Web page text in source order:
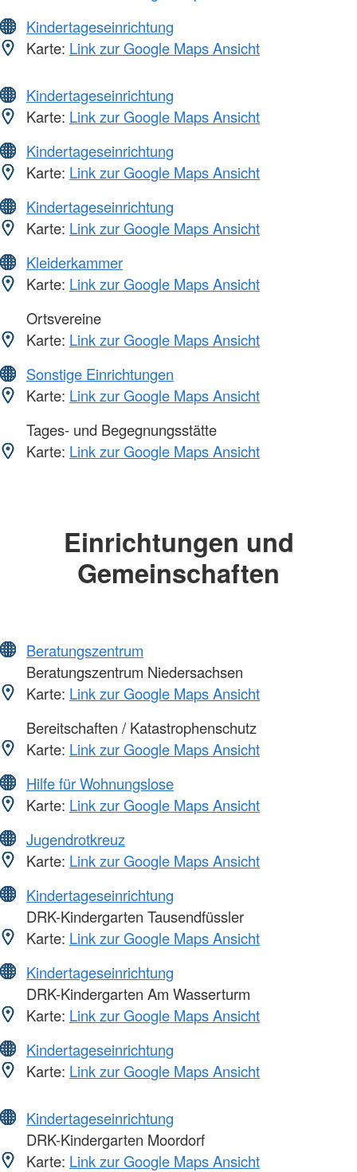
Kindertageseinrichtung
Karte: Link zur Google Maps Ansicht
Kindertageseinrichtung
Karte: Link zur Google Maps Ansicht
Kindertageseinrichtung
Karte: Link zur Google Maps Ansicht
Kindertageseinrichtung
Karte: Link zur Google Maps Ansicht
Kleiderkammer
Karte: Link zur Google Maps Ansicht
Ortsvereine
Karte: Link zur Google Maps Ansicht
Sonstige Einrichtungen
Karte: Link zur Google Maps Ansicht
Tages- und Begegnungsstätte
Karte: Link zur Google Maps Ansicht
Einrichtungen und
Gemeinschaften
Beratungszentrum
Beratungszentrum Niedersachsen
Karte: Link zur Google Maps Ansicht
Bereitschaften / Katastrophenschutz
Karte: Link zur Google Maps Ansicht
Hilfe für Wohnungslose
Karte: Link zur Google Maps Ansicht
Jugendrotkreuz
Karte: Link zur Google Maps Ansicht
Kindertageseinrichtung
DRK-Kindergarten Tausendfüssler
Karte: Link zur Google Maps Ansicht
Kindertageseinrichtung
DRK-Kindergarten Am Wasserturm
Karte: Link zur Google Maps Ansicht
Kindertageseinrichtung
Karte: Link zur Google Maps Ansicht
Kindertageseinrichtung
DRK-Kindergarten Moordorf
Karte: Link zur Google Maps Ansicht